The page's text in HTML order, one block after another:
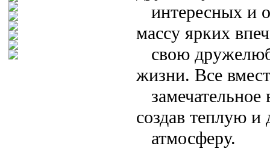
интересных и
массу ярких
свою
жизни. Все
создав теплую
атмосферу.